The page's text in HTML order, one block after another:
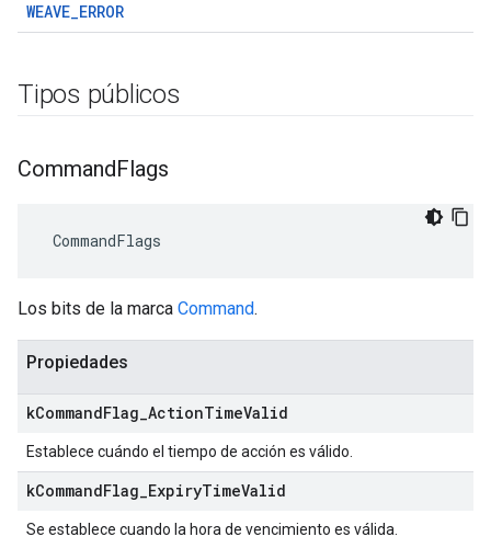
WEAVE_ERROR
Tipos públicos
CommandFlags
CommandFlags
Los bits de la marca Command.
Propiedades
kCommandFlag ActionTimeValid
Establece cuándo el tiempo de acción es válido.
kCommandFlag ExpiryTimeValid
Se establece cuando la hora de vencimiento es válida.